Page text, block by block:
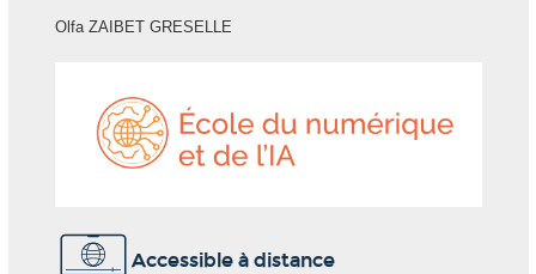
Olfa ZAIBET GRESELLE
Accessible à distance